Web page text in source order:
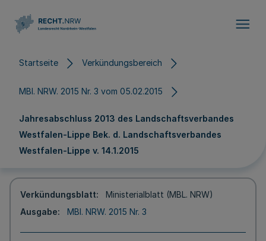
Startseite Verkündungsbereich
MBl. NRW. 2015 Nr. 3 vom 05.02.2015
Jahresabschluss 2013 des Landschaftsverbandes
Westfalen-Lippe Bek. d. Landschaftsverbandes
Westfalen-Lippe v. 14.1.2015
Verkündungsblatt
Ministerialblatt (MBL. NRW)
Ausgabe
MBl. NRW. 2015 Nr. 3